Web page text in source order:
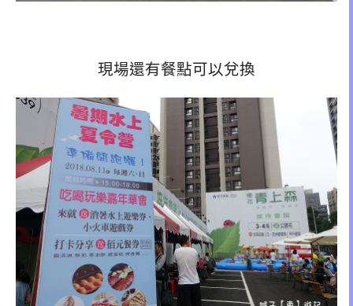
現場還有餐點可以兌換